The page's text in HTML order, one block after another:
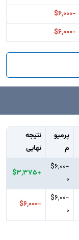
پرمیو
نتیجه
نهایی
-$6,00
-$6,00